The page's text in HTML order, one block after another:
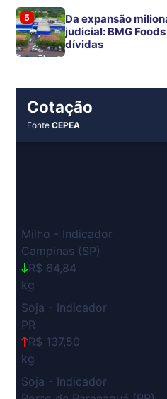
5
Da expansão
judicial: BMG
dívidas
Cotação
FonteCEPEA
Milho - Indicador
Campinas (SP)
R$ 64,84
kg
Soja - Indicador
PR
R$ 137,50
kg
Soja - Indicador